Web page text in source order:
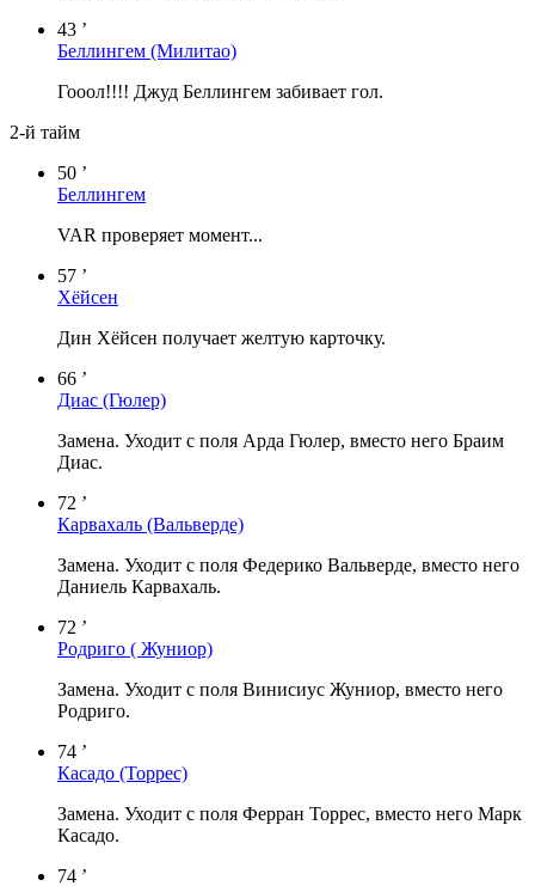
43 ’
Беллингем (Милитао)
Гооол!!!! Джуд Беллингем забивает гол.
2-й тайм
50 ’
Беллингем
VAR проверяет момент...
57 ’
Хёйсен
Дин Хёйсен получает желтую карточку.
66 ’
Диас (Гюлер)
Замена. Уходит с поля Арда Гюлер, вместо него Браим
Диас.
72 ’
Карвахаль (Вальверде)
Замена. Уходит с поля Федерико Вальверде, вместо него
Даниель Карвахаль.
72 ’
Родриго ( Жуниор)
Замена. Уходит с поля Винисиус Жуниор, вместо него
Родриго.
74 ’
Касадо (Торрес)
Замена. Уходит с поля Ферран Торрес, вместо него Марк
Касадо.
74 ’